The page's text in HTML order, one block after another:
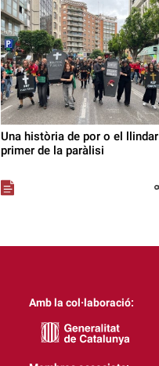
Una història de por o el llindar
primer de la paràlisi
Amb la col·laboració: